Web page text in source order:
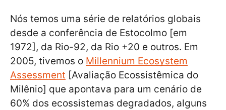
Nós temos uma série de relatórios globais
desde a conferência de Estocolmo [em
1972], da Rio-92, da Rio +20 e outros. Em
2005, tivemos o Millennium Ecosystem
Assessment [Avaliação Ecossistêmica do
Milênio] que apontava para um cenário de
60% dos ecossistemas degradados, alguns